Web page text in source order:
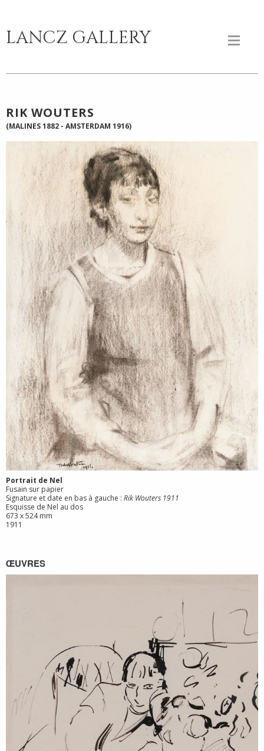
LANCZ GALLERY
RIK WOUTERS
(MALINES 1882 - AMSTERDAM 1916)
Portrait de Nel
Fusain sur papier
Signature et date en bas à gauche : Rik Wouters 1911
Esquisse de Nel au dos
673 x 524 mm
1911
ŒUVRES